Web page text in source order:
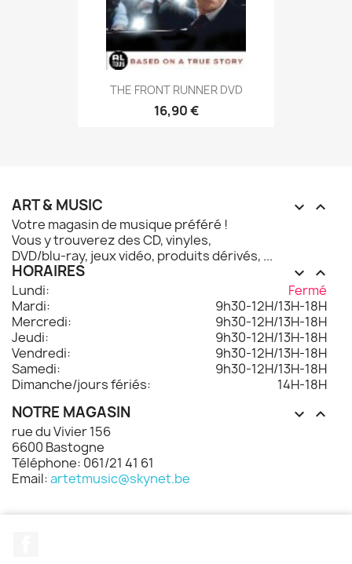
THE FRONT RUNNER DVD
16,90 €
ART & MUSIC  
Votre magasin de musique préféré !
Vous y trouverez des CD, vinyles,
DVD/blu-ray, jeux vidéo, produits dérivés, ...
HORAIRES  
Lundi:
Fermé
Mardi:
9h30-12H/13H-18H
Mercredi:
9h30-12H/13H-18H
Jeudi:
9h30-12H/13H-18H
Vendredi:
9h30-12H/13H-18H
Samedi:
9h30-12H/13H-18H
Dimanche/jours fériés:
14H-18H
NOTRE MAGASIN  
rue du Vivier 156
6600 Bastogne
Téléphone: 061/21 41 61
Email:artetmusic@skynet.be